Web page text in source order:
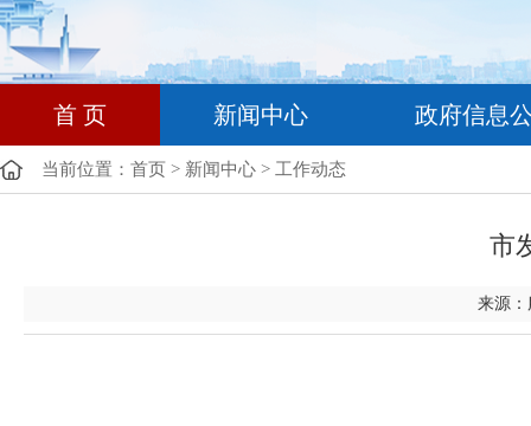
首 页 新闻中心 政府信息
当前位置： 首页 > 新闻中心 > 工作动态
市
来源